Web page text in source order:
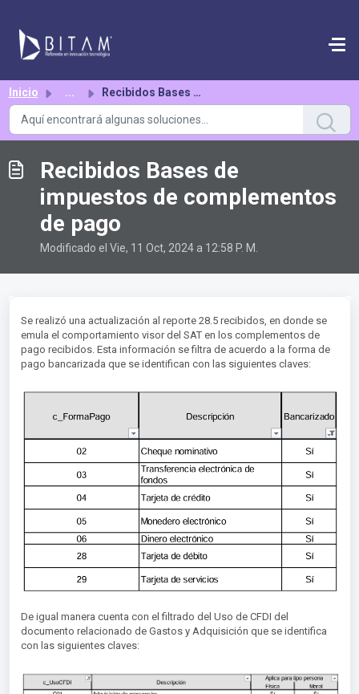
Inicio ... Recibidos Bases de impuestos de complementos de pago
Recibidos Bases de
impuestos de complementos
de pago
Modificado el Vie, 11 Oct, 2024 a 12:58 P. M.
Se realizó una actualización al reporte 28.5 recibidos, en donde se
emula el comportamiento visor del SAT en los complementos de
pago recibidos. Esta información se filtra de acuerdo a la forma de
pago bancarizada que se identifican con las siguientes claves:
De igual manera cuenta con el filtrado del Uso de CFDI del
documento relacionado de Gastos y Adquisición que se identifica
con las siguientes claves: